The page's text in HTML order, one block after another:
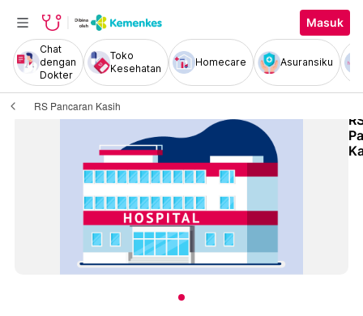
Masuk
Chat
dengan
Dokter
Toko
Kesehatan
Homecare Asuransiku
RS Pancaran Kasih